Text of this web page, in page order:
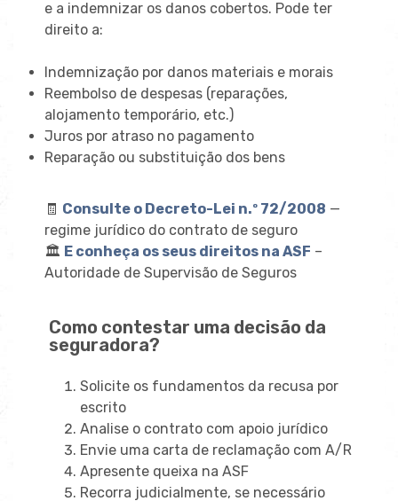
e a indemnizar os danos cobertos. Pode ter
direito a:
Indemnização por danos materiais e morais
Reembolso de despesas (reparações,
alojamento temporário, etc.)
Juros por atraso no pagamento
Reparação ou substituição dos bens
🧾 Consulte o Decreto-Lei n.º 72/2008 —
regime jurídico do contrato de seguro
🏛️ E conheça os seus direitos na ASF –
Autoridade de Supervisão de Seguros
Como contestar uma decisão da
seguradora?
Solicite os fundamentos da recusa por
escrito
Analise o contrato com apoio jurídico
Envie uma carta de reclamação com A/R
Apresente queixa na ASF
Recorra judicialmente, se necessário